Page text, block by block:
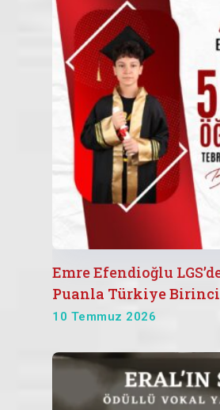
Emre Efendioğlu
Puanla Türkiye
10 Temmuz 2026